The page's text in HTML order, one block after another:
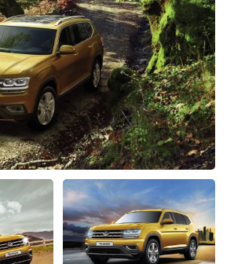
Найти авто
Вы даете согласие на обработкусвоих